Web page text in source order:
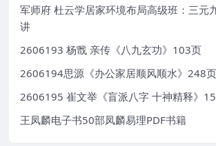
军师府 杜云学居家环境布局高级班：三元
讲
2606193 杨戬 亲传《八九玄功》103页
2606194思源《办公家居顺风顺水》248页
2606195 崔文举《盲派八字 十神精释》
王凤麟电子书50部凤麟易理PDF书籍